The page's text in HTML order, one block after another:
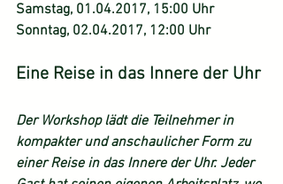
Samstag, 01.04.2017, 15:00 Uhr
Sonntag, 02.04.2017, 12:00 Uhr
Eine Reise in das Innere der Uhr
Der Workshop lädt die Teilnehmer in
kompakter und anschaulicher Form zu
einer Reise in das Innere der Uhr. Jeder